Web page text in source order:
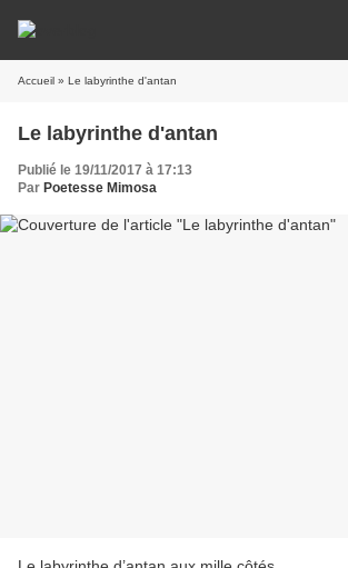
Accueil » Le labyrinthe d'antan
Le labyrinthe d'antan
Publié le 19/11/2017 à 17:13
Par Poetesse Mimosa